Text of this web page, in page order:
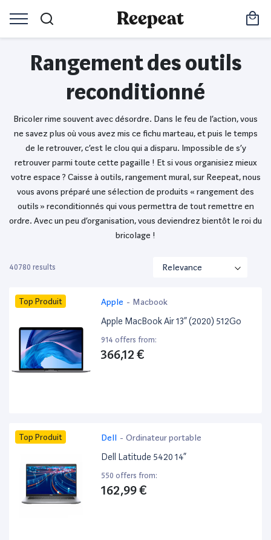
Rangement des outils
reconditionné
Bricoler rime souvent avec désordre. Dans le feu de l’action, vous
ne savez plus où vous avez mis ce fichu marteau, et puis le temps
de le retrouver, c’est le clou qui a disparu. Impossible de s’y
retrouver parmi toute cette pagaille ! Et si vous organisiez mieux
votre espace ? Caisse à outils, rangement mural, sur Reepeat, nous
vous avons préparé une sélection de produits « rangement des
outils » reconditionnés qui vous permettra de tout remettre en
ordre. Avec un peu d’organisation, vous deviendrez bientôt le roi du
bricolage !
40780 results
Top Produit Apple - Macbook
Apple MacBook Air 13” (2020) 512Go
914 offers from:
366,12 €
Top Produit Dell - Ordinateur portable
Dell Latitude 5420 14”
550 offers from:
162,99 €